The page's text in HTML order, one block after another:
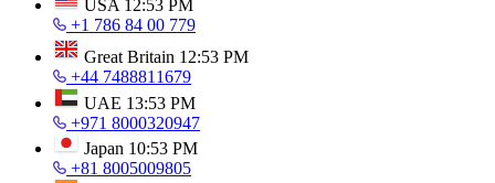
USA 12:53 PM
+1 786 84 00 779
Great Britain 12:53 PM
+44 7488811679
UAE 13:53 PM
+971 8000320947
Japan 10:53 PM
+81 8005009805